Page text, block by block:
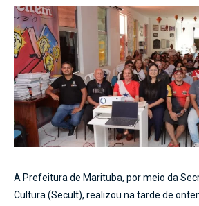
A Prefeitura de Marituba, por meio da
Cultura (Secult), realizou na tarde de